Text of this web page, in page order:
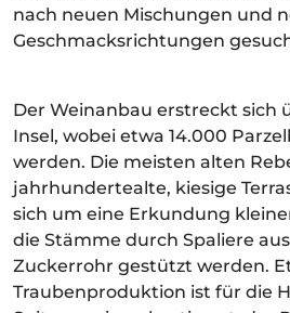
nach neuen Mischungen und
Geschmacksrichtungen
Der Weinanbau erstreckt sich
Insel, wobei etwa 14.000
werden. Die meisten alten
jahrhundertealte, kiesige
sich um eine Erkundung
die Stämme durch Spaliere
Zuckerrohr gestützt werden.
Traubenproduktion ist für die